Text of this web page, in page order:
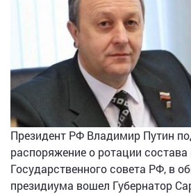
Президент РФ Владимир Путин
распоряжение о ротации
Государственного совета РФ, в
президиума вошел Губернатор